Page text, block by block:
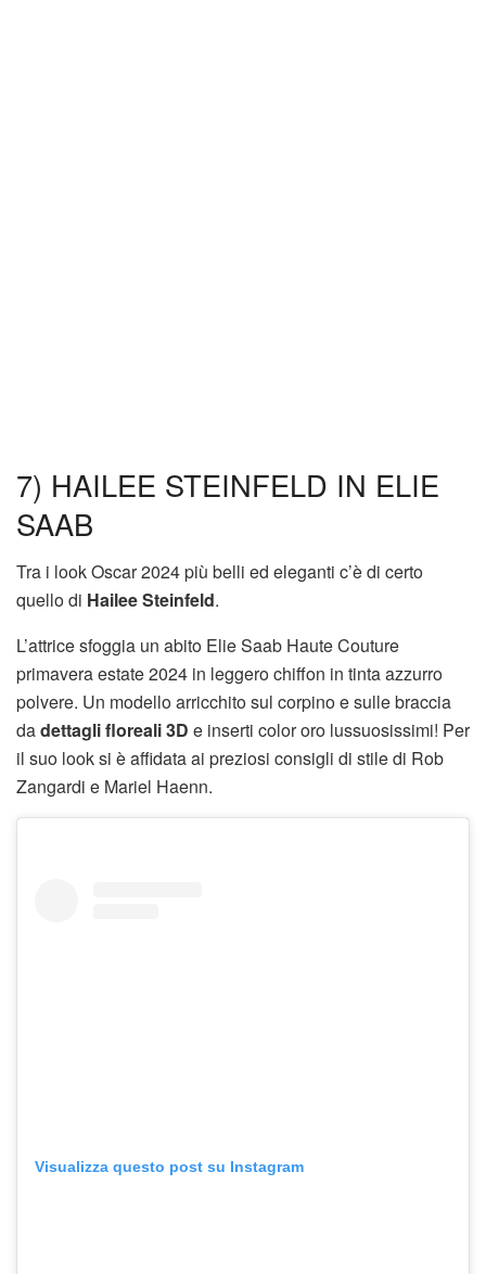
7) HAILEE STEINFELD IN ELIE
SAAB
Tra i look Oscar 2024 più belli ed eleganti c’è di certo
quello di Hailee Steinfeld.
L’attrice sfoggia un abito Elie Saab Haute Couture
primavera estate 2024 in leggero chiffon in tinta azzurro
polvere. Un modello arricchito sul corpino e sulle braccia
dadettagli floreali 3D e inserti color oro lussuosissimi! Per
il suo look si è affidata ai preziosi consigli di stile di Rob
Zangardi e Mariel Haenn.
Visualizza questo post su Instagram